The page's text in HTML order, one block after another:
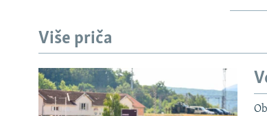
Više priča